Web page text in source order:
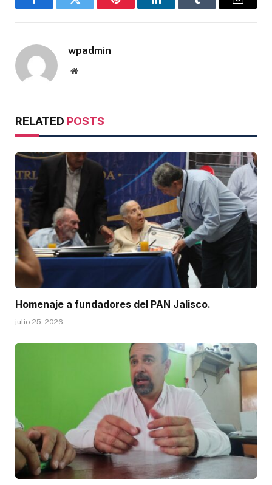
FacebookTwitter Pinterest LinkedInTumblr Email
wpadmin
Website
RELATED POSTS
Homenaje a fundadores del PAN Jalisco.
julio 25, 2026